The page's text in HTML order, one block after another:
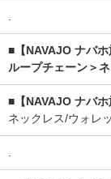
■【NAVAJO ナバ
ループチェーン＞
■【NAVAJO ナバ
ネックレス/ウォレ